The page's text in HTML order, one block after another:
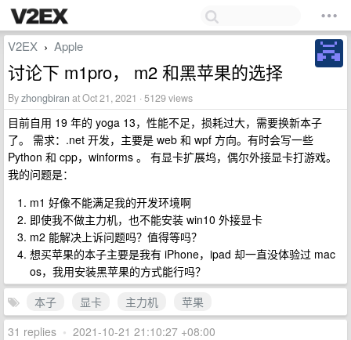
V2EX › Apple
讨论下 m1pro， m2 和黑苹果的选择
Byzhongbiran at Oct 21, 2021 · 5129 views
目前自用 19 年的 yoga 13，性能不足，损耗过大，需要换新本子
了。 需求：.net 开发，主要是 web 和 wpf 方向。有时会写一些
Python 和 cpp，winforms 。 有显卡扩展坞，偶尔外接显卡打游戏。
我的问题是：
m1 好像不能满足我的开发环境啊
即使我不做主力机，也不能安装 win10 外接显卡
m2 能解决上诉问题吗？值得等吗？
想买苹果的本子主要是我有 iPhone，ipad 却一直没体验过 mac
os，我用安装黑苹果的方式能行吗？
本子
显卡 主力机
苹果
31 replies • 2021-10-21 21:10:27 +08:00